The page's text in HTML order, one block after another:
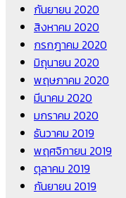
กันยายน 2020
สิงหาคม 2020
กรกฎาคม 2020
มิถุนายน 2020
พฤษภาคม 2020
มีนาคม 2020
มกราคม 2020
ธันวาคม 2019
พฤศจิกายน 2019
ตุลาคม 2019
กันยายน 2019